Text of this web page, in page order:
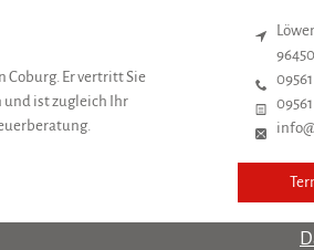
Coburg. Er vertritt Sie
und ist zugleich Ihr